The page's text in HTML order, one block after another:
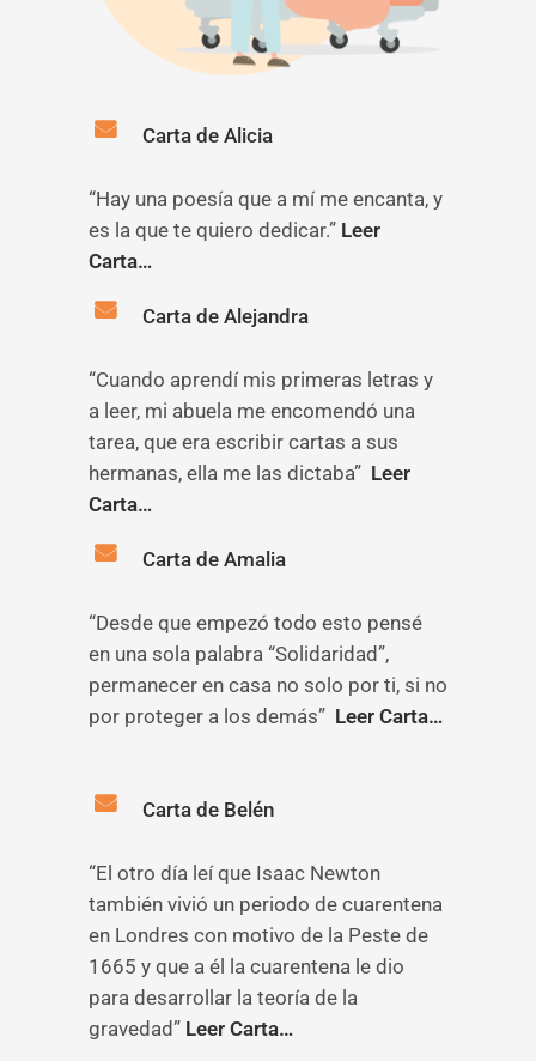
Carta de Alicia
“Hay una poesía que a mí me encanta, y
es la que te quiero dedicar.” Leer
Carta…
Carta de Alejandra
“Cuando aprendí mis primeras letras y
a leer, mi abuela me encomendó una
tarea, que era escribir cartas a sus
hermanas, ella me las dictaba” Leer
Carta…
Carta de Amalia
“Desde que empezó todo esto pensé
en una sola palabra “Solidaridad”,
permanecer en casa no solo por ti, si no
por proteger a los demás” Leer Carta…
Carta de Belén
“El otro día leí que Isaac Newton
también vivió un periodo de cuarentena
en Londres con motivo de la Peste de
1665 y que a él la cuarentena le dio
para desarrollar la teoría de la
gravedad” Leer Carta…